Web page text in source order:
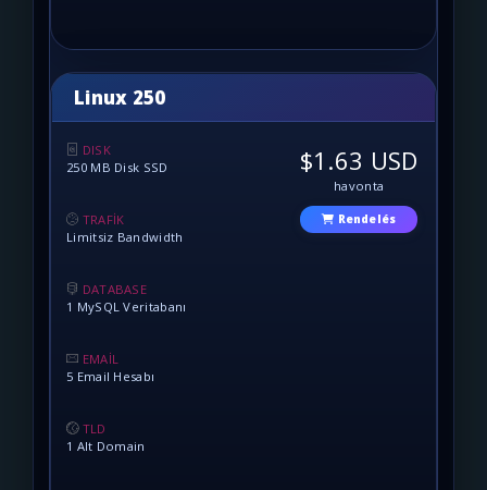
Linux 250
DISK
250 MB Disk SSD
TRAFİK
Limitsiz Bandwidth
DATABASE
1 MySQL Veritabanı
EMAİL
5 Email Hesabı
TLD
1 Alt Domain
$1.63 USD
havonta
Rendelés